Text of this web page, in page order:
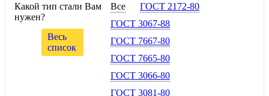
Какой тип стали Вам
нужен?
Весь
список
Все
ГОСТ 2172-80
ГОСТ 3067-88
ГОСТ 7667-80
ГОСТ 7665-80
ГОСТ 3066-80
ГОСТ 3081-80